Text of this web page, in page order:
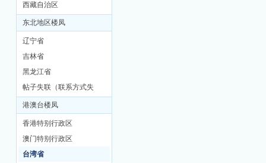
西藏自治区
东北地区楼凤
辽宁省
吉林省
黑龙江省
帖子失联（联系方式失
联）
港澳台楼凤
香港特别行政区
澳门特别行政区
台湾省